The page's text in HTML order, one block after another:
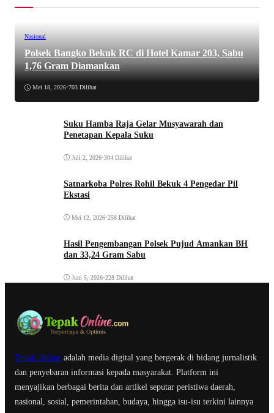
Nasional
Polsek Bangko Bekuk RC di Hotel Kamar 203, Sabu
1,76 Gram Diamankan
Mei 18, 2026•703 Dilihat
Suku Hamba Raja Gelar Musyawarah dan
Penetapan Kepala Suku
Juli 2, 2026•304 Dilihat
Satnarkoba Polres Rohil Bekuk 4 Pengedar Pil
Ekstasi
Mei 12, 2026•258 Dilihat
Hasil Pengembangan Polsek Pujud Amankan BH
dan 33,24 Gram Sabu
Juni 5, 2026•228 Dilihat
Tepak Online adalah media digital yang bergerak di bidang jurnalistik
dan penyebaran informasi kepada masyarakat. Platform ini
menyajikan berbagai berita dan artikel seputar peristiwa daerah,
nasional, sosial, pemerintahan, budaya, hingga isu-isu terkini lainnya